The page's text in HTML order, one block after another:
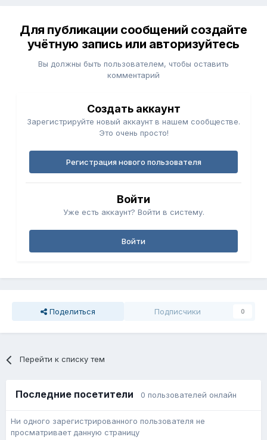
Для публикации сообщений создайте
учётную запись или авторизуйтесь
Вы должны быть пользователем, чтобы оставить
комментарий
Создать аккаунт
Зарегистрируйте новый аккаунт в нашем сообществе.
Это очень просто!
Регистрация нового пользователя
Войти
Уже есть аккаунт? Войти в систему.
Войти
Поделиться Подписчики 0
Перейти к списку тем
Последние посетители 0 пользователей онлайн
Ни одного зарегистрированного пользователя не
просматривает данную страницу